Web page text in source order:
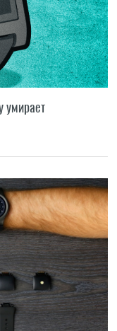
умирает